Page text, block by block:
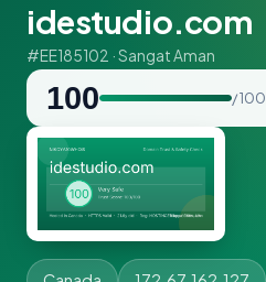
idestudio.com
#EE185102 · Sangat Aman
100 / 100